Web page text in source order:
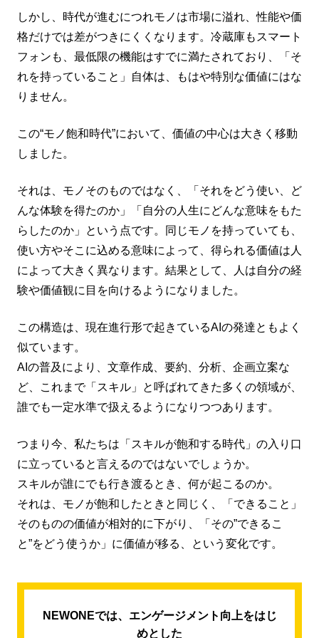
しかし、時代が進むにつれモノは市場に溢れ、性能や価
格だけでは差がつきにくくなります。冷蔵庫もスマート
フォンも、最低限の機能はすでに満たされており、「そ
れを持っていること」自体は、もはや特別な価値にはな
りません。
この“モノ飽和時代”において、価値の中心は大きく移動
しました。
それは、モノそのものではなく、「それをどう使い、ど
んな体験を得たのか」「自分の人生にどんな意味をもた
らしたのか」という点です。同じモノを持っていても、
使い方やそこに込める意味によって、得られる価値は人
によって大きく異なります。結果として、人は自分の経
験や価値観に目を向けるようになりました。
この構造は、現在進行形で起きているAIの発達ともよく
似ています。
AIの普及により、文章作成、要約、分析、企画立案な
ど、これまで「スキル」と呼ばれてきた多くの領域が、
誰でも一定水準で扱えるようになりつつあります。
つまり今、私たちは「スキルが飽和する時代」の入り口
に立っていると言えるのではないでしょうか。
スキルが誰にでも行き渡るとき、何が起こるのか。
それは、モノが飽和したときと同じく、「できること」
そのものの価値が相対的に下がり、「その”できるこ
と”をどう使うか」に価値が移る、という変化です。
NEWONEでは、エンゲージメント向上をはじ
めとした